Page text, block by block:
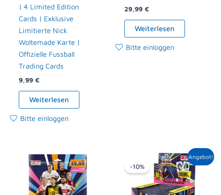
| 4 Limited Edition
Cards | Exklusive
Limitierte Nick
Woltemade Karte |
Offizielle Fussball
Trading Cards
9,99 €
Weiterlesen
Bitte einloggen
29,99 €
Weiterlesen
Bitte einloggen
Angebot!
-10%
Ursprünglicher
Preis
war:
90,00 €
Aktueller
Preis
ist:
80,99 €.